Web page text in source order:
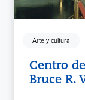
Arte y cultura
Centro
Bruce R.